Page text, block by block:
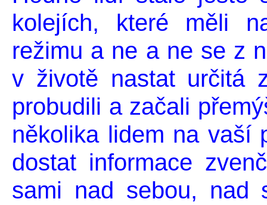
kolejích, které měli
režimu a ne a ne se z
v životě nastat určitá
probudili a začali
několika lidem na vaší
dostat informace
sami nad sebou, nad